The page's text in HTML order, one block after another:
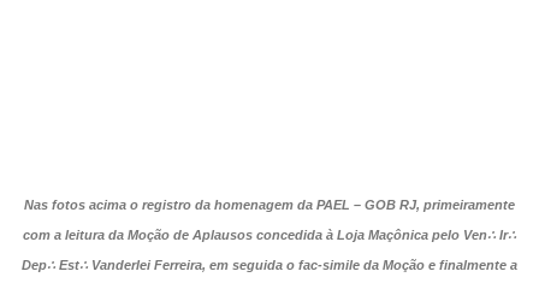
Nas fotos acima o registro da homenagem da PAEL – GOB RJ, primeiramente
com a leitura da Moção de Aplausos concedida à Loja Maçônica pelo Ven∴ Ir∴
Dep∴ Est∴ Vanderlei Ferreira, em seguida o fac-simile da Moção e finalmente a